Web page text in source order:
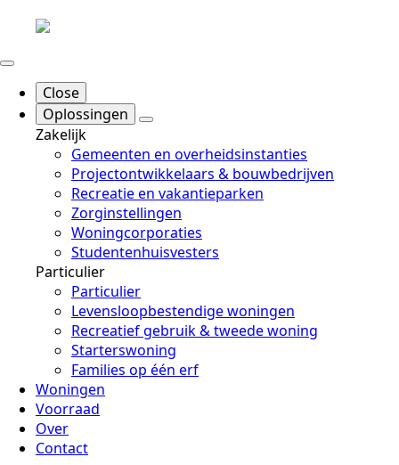
Close
Oplossingen
Zakelijk
Gemeenten en overheidsinstanties
Projectontwikkelaars & bouwbedrijven
Recreatie en vakantieparken
Zorginstellingen
Woningcorporaties
Studentenhuisvesters
Particulier
Particulier
Levensloopbestendige woningen
Recreatief gebruik & tweede woning
Starterswoning
Families op één erf
Woningen
Voorraad
Over
Contact